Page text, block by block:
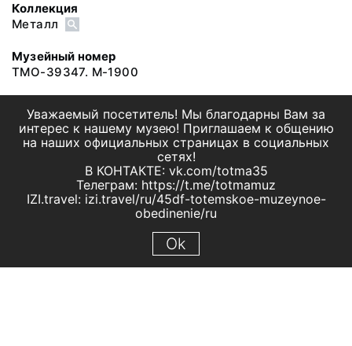
Коллекция
Металл
Музейный номер
ТМО-39347. М-1900
Уважаемый посетитель! Мы благодарны Вам за
интерес к нашему музею! Приглашаем к общению
на наших официальных страницах в социальных
сетях!
В КОНТАКТЕ: vk.com/totma35
Телеграм: https://t.me/totmamuz
IZI.travel: izi.travel/ru/45df-totemskoe-muzeynoe-
obedinenie/ru
Ok